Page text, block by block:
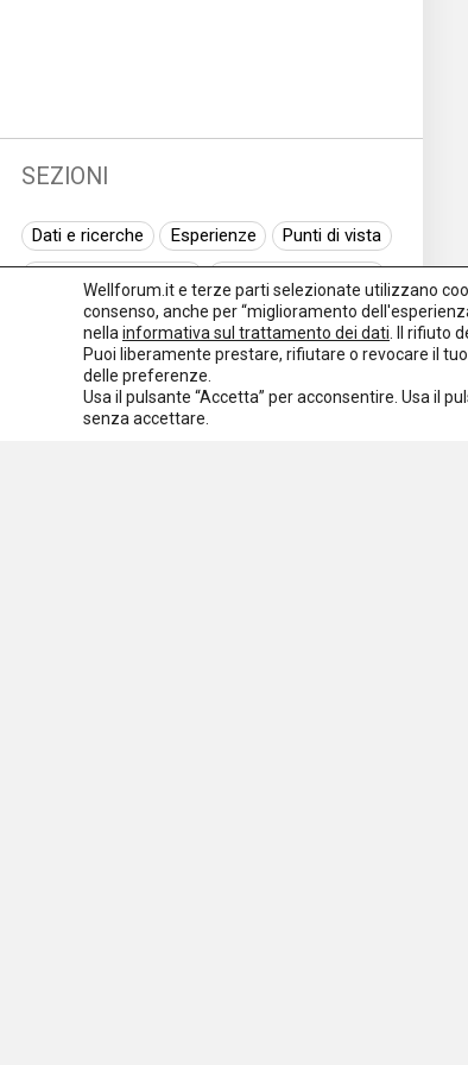
SEZIONI
Dati e ricerche Esperienze
Punti di vista
Normativa europea
Rassegna normativa
I seminari di Welforum
Eventi
Spazio ai promotori
Wellforum.it e terze parti selezionate utilizzano
consenso, anche per “miglioramento
nella informativa sul trattamento dei dati . Il rifiuto
Puoi liberamente prestare, rifiutare o revocare il
delle preferenze.
Usa il pulsante “Accetta” per acconsentire. Usa il
senza accettare.